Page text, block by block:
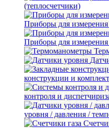
(теплосчетчики)
Приборы для
Приборы для
конструкции и
контроля и
уровня / давления /